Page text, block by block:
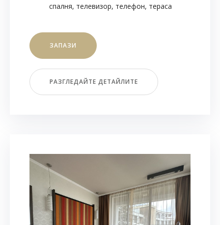
спалня, телевизор, телефон, тераса
ЗАПАЗИ
РАЗГЛЕДАЙТЕ ДЕТАЙЛИТЕ